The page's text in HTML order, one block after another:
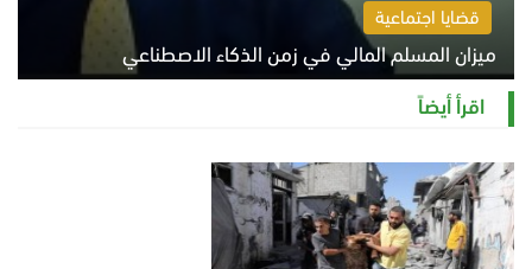
قضايا اجتماعية
ميزان المسلم المالي في زمن الذكاء الاصطناعي
السبت 8 أغسطس 2026 11:21 ص
اقرأ أيضاً